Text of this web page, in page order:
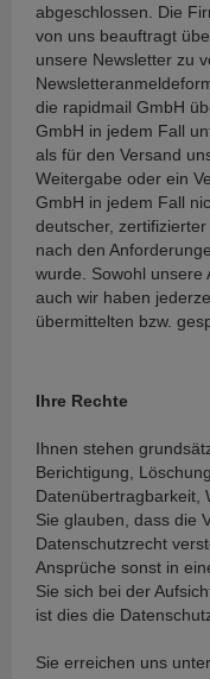
abgeschlossen. Die
von uns beauftragt
unsere Newsletter zu
die rapidmail GmbH
GmbH in jedem Fall
als für den Versand
Weitergabe oder ein
GmbH in jedem Fall
deutscher,
nach den
wurde. Sowohl unsere
auch wir haben
übermittelten bzw.
Ihre Rechte
Ihnen stehen
Berichtigung,
Datenübertragbarkeit,
Sie glauben, dass die
Datenschutzrecht
Ansprüche sonst in
Sie sich bei der
ist dies die
Sie erreichen uns